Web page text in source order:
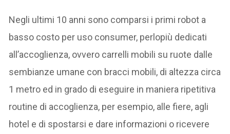
Negli ultimi 10 anni sono comparsi i primi robot a
basso costo per uso consumer, perlopiù dedicati
all’accoglienza, ovvero carrelli mobili su ruote dalle
sembianze umane con bracci mobili, di altezza circa
1 metro ed in grado di eseguire in maniera ripetitiva
routine di accoglienza, per esempio, alle fiere, agli
hotel e di spostarsi e dare informazioni o ricevere